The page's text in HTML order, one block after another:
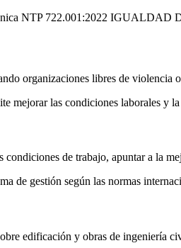
NTP 722.001:2022 IGUALDAD
organizaciones libres de
mejorar las condiciones laborales y
de trabajo, apuntar a la
de gestión según las normas
edificación y obras de ingeniería